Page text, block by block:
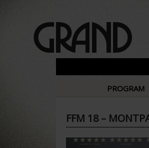
PROGRAM
FFM 18 –